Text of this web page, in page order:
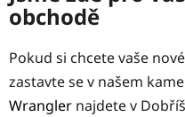
obchodě
Pokud si chcete vaše
zastavte se v našem
Wrangler najdete v